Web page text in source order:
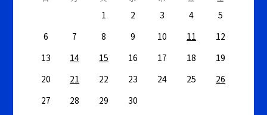
1 2 3 4
5
6
7 8 9 10 11
12
13
14 15 16 17 18
19
20
21 22 23 24 25
26
27
28 29 30